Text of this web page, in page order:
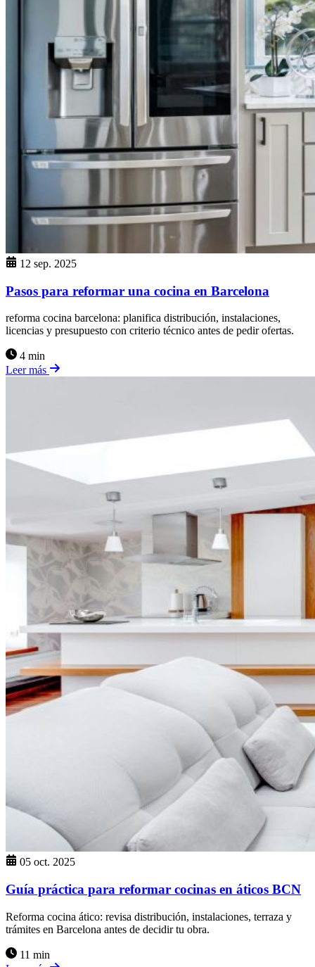
12 sep. 2025
Pasos para reformar una cocina en Barcelona
reforma cocina barcelona: planifica distribución, instalaciones,
licencias y presupuesto con criterio técnico antes de pedir ofertas.
4 min
Leer más
05 oct. 2025
Guía práctica para reformar cocinas en áticos BCN
Reforma cocina ático: revisa distribución, instalaciones, terraza y
trámites en Barcelona antes de decidir tu obra.
11 min